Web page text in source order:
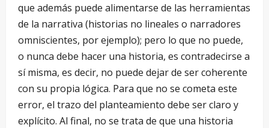
que además puede alimentarse de las herramientas
de la narrativa (historias no lineales o narradores
omniscientes, por ejemplo); pero lo que no puede,
o nunca debe hacer una historia, es contradecirse a
sí misma, es decir, no puede dejar de ser coherente
con su propia lógica. Para que no se cometa este
error, el trazo del planteamiento debe ser claro y
explícito. Al final, no se trata de que una historia